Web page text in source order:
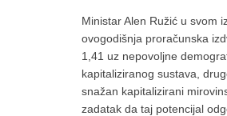
Ministar Alen Ružić u svom
ovogodišnja proračunska
1,41 uz nepovoljne
kapitaliziranog sustava,
snažan kapitalizirani
zadatak da taj potencijal